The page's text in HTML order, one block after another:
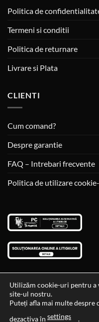
Politica de
Termeni si conditii
Politica de returnare
Livrare si Plata
CLIENTI
Cum comand?
Despre garantie
FAQ – Intrebari frecvente
Politica de utilizare
Data si ora ultimei
Utilizăm cookie-uri pentru a
site-ul nostru.
Puteți afla mai multe despre
dezactiva în settings .